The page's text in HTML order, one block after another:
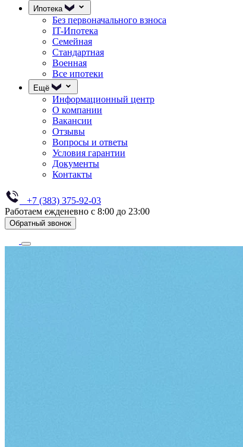
Ипотека
Без первоначального взноса
IT-Ипотека
Семейная
Стандартная
Военная
Все ипотеки
Ещё
Информационный центр
О компании
Вакансии
Отзывы
Вопросы и ответы
Условия гарантии
Документы
Контакты
+7 (383) 375-92-03
Работаем ежденевно с 8:00 до 23:00
Обратный звонок